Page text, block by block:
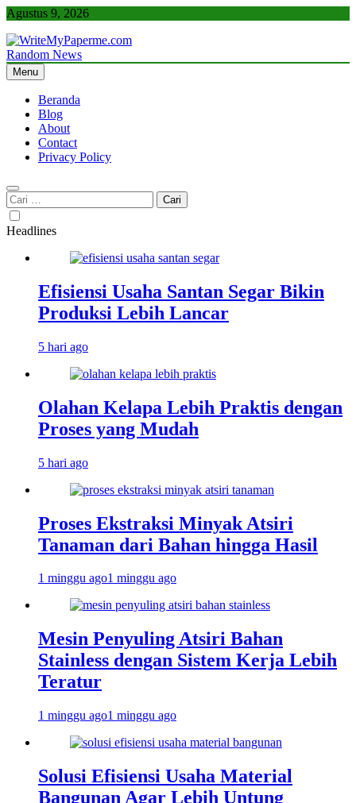
Skip
content
Agustus 9, 2026
WriteMyPaperme.com
Bisnis, Kuliner, Teknologi
Random News
Menu
Beranda
Blog
About
Contact
Privacy Policy
Cari
untuk:
Headlines
Efisiensi Usaha Santan Segar Bikin
Produksi Lebih Lancar
5 hari ago
Olahan Kelapa Lebih Praktis dengan
Proses yang Mudah
5 hari ago
Proses Ekstraksi Minyak Atsiri
Tanaman dari Bahan hingga Hasil
1 minggu ago1 minggu ago
Mesin Penyuling Atsiri Bahan
Stainless dengan Sistem Kerja Lebih
Teratur
1 minggu ago1 minggu ago
Solusi Efisiensi Usaha Material
Bangunan Agar Lebih Untung